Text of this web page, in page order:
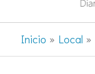
Inicio Local